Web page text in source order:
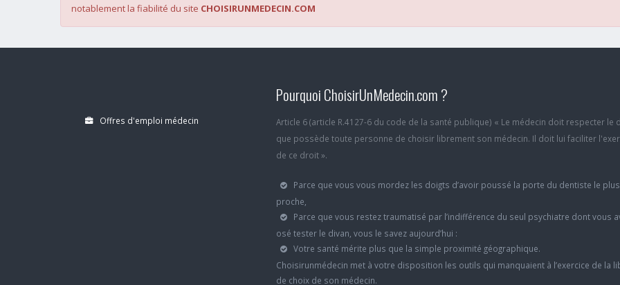
notablement la fiabilité du site CHOISIRUNMEDECIN.COM
Offres d'emploi médecin
Pourquoi ChoisirUnMedecin.com ?
Article 6 (article R.4127-6 du code de la santé publique) « Le médecin doit respecter le
que possède toute personne de choisir librement son médecin. Il doit lui faciliter
de ce droit ».
Parce que vous vous mordez les doigts d’avoir poussé la porte du dentiste le plus
proche,
Parce que vous restez traumatisé par l’indifférence du seul psychiatre dont vous
osé tester le divan, vous le savez aujourd’hui :
Votre santé mérite plus que la simple proximité géographique.
Choisirunmédecin met à votre disposition les outils qui manquaient à l’exercice de la
de choix de son médecin.